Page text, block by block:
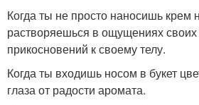
Когда ты не просто наносишь крем
растворяешься в ощущениях
прикосновений к своему телу.
Когда ты входишь носом в букет
глаза от радости аромата.